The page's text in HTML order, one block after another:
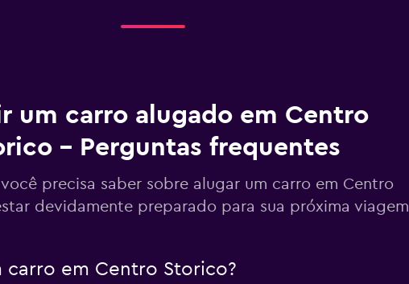
Ver preços
um carro alugado em Centro
– Perguntas frequentes
precisa saber sobre alugar um carro em Centro
devidamente preparado para sua próxima viagem
carro em Centro Storico?